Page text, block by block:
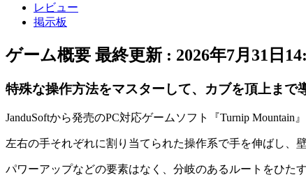
レビュー
掲示板
ゲーム概要 最終更新 : 2026年7月31日
特殊な操作方法をマスターして、カブを頂上まで
JanduSoftから発売のPC対応ゲームソフト『Turnip Mountain
左右の手それぞれに割り当てられた操作系で手を伸ばし、
パワーアップなどの要素はなく、分岐のあるルートをひた